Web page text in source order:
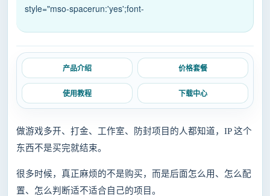
style="mso-spacerun:'yes';font-
产品介绍 价格套餐
使用教程 下载中心
做游戏多开、打金、工作室、防封项目的人都知道， IP 这个
东西不是买完就结束。
很多时候，真正麻烦的不是购买，而是后面怎么用、怎么配
置、怎么判断适不适合自己的项目。